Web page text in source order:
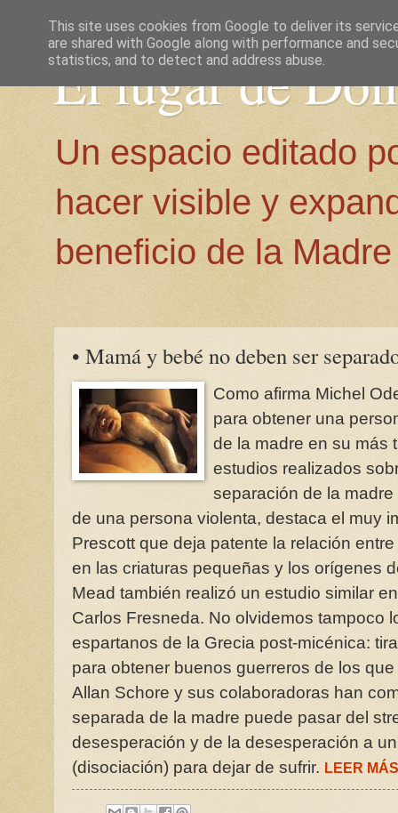
El lugar de
Un espacio editado
hacer visible y
beneficio de la
• Mamá y bebé no deben ser
Como afirma Michel
para obtener una
de la madre en su más
estudios realizados
separación de la
de una persona violenta, destaca el muy
Prescott que deja patente la relación
en las criaturas pequeñas y los orígenes
Mead también realizó un estudio similar
Carlos Fresneda. No olvidemos tampoco
espartanos de la Grecia post-micénica:
para obtener buenos guerreros de los
Allan Schore y sus colaboradoras han
separada de la madre puede pasar del
desesperación y de la desesperación a
(disociación) para dejar de sufrir. LEER MÁS
This site uses cookies from Google to deliver its
are shared with Google along with performance and
statistics, and to detect and address abuse.